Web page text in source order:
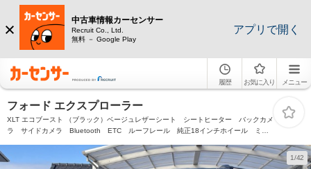
中古車情報カーセンサー
Recruit Co., Ltd.
無料 － Google Play
アプリで開く
履歴 お気に入り メニュー
フォード エクスプローラー
XLT エコブースト （ブラック）ベージュレザーシート シートヒーター バックカメ
ラ サイドカメラ Bluetooth ETC ルーフレール 純正18インチホイール ミシ
1/42